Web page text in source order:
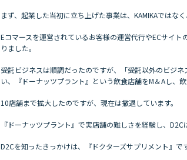
まず、起業した当初に立ち上げた事業は、KAMIKAではな
Eコマースを運営されているお客様の運営代行やECサイ
りました。
受託ビジネスは順調だったのですが、「受託以外のビジ
い、『ドーナッツプラント』という飲食店舗をM＆Aし、
10店舗まで拡大したのですが、現在は撤退しています。
『ドーナッツプラント』で実店舗の難しさを経験し、
D2Cを知ったきっかけは、『ドクターズサプリメント』です